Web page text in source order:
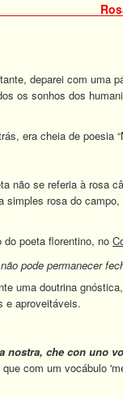
deparei com
os sonhos dos
era cheia de poesia
não se referia à rosa
rosa do
poeta florentino, no
pode permanecer
uma doutrina
e aproveitáveis.
che con uno
com um vocábulo